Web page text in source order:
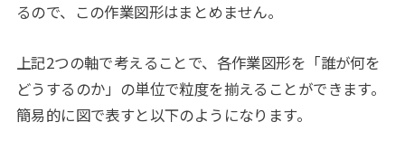
るので、この作業図形はまとめません。
上記2つの軸で考えることで、各作業図形を「誰が何を
どうするのか」の単位で粒度を揃えることができます。
簡易的に図で表すと以下のようになります。